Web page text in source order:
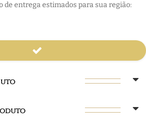
de entrega estimados para sua região: